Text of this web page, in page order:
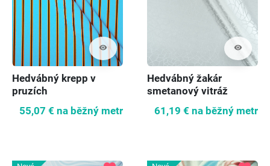
visibility
Hedvábný krepp v
pruzích
55,07 € na běžný metr
visibility
Hedvábný žakár
smetanový vitráž
61,19 € na běžný metr